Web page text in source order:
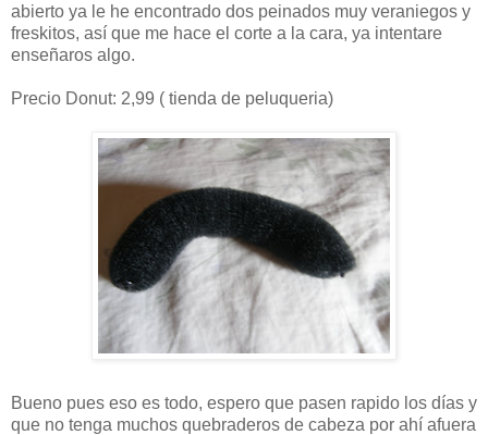
abierto ya le he encontrado dos peinados muy veraniegos y
freskitos, así que me hace el corte a la cara, ya intentare
enseñaros algo.
Precio Donut: 2,99 ( tienda de peluqueria)
Bueno pues eso es todo, espero que pasen rapido los días y
que no tenga muchos quebraderos de cabeza por ahí afuera